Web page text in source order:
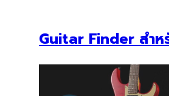
Guitar Finder สำห